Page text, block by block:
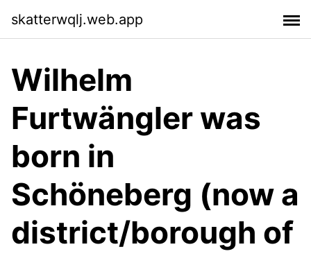
skatterwqlj.web.app
Wilhelm
Furtwängler was
born in
Schöneberg (now a
district/borough of